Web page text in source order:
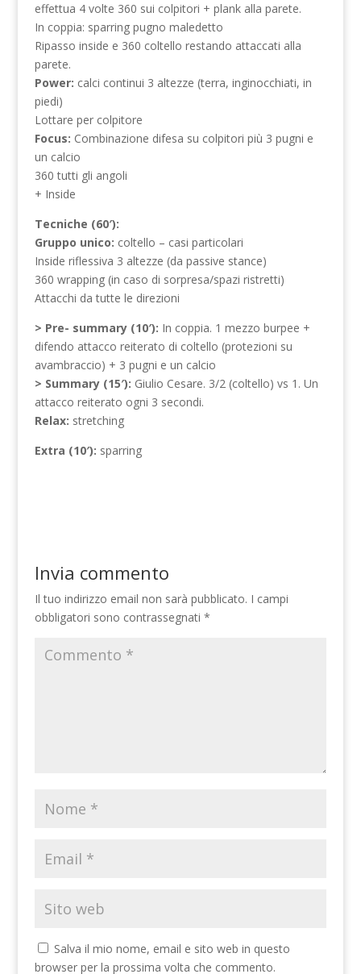
effettua 4 volte 360 sui colpitori + plank alla parete.
In coppia: sparring pugno maledetto
Ripasso inside e 360 coltello restando attaccati alla
parete.
Power: calci continui 3 altezze (terra, inginocchiati, in
piedi)
Lottare per colpitore
Focus: Combinazione difesa su colpitori più 3 pugni e
un calcio
360 tutti gli angoli
+ Inside
Tecniche (60′):
Gruppo unico: coltello – casi particolari
Inside riflessiva 3 altezze (da passive stance)
360 wrapping (in caso di sorpresa/spazi ristretti)
Attacchi da tutte le direzioni
> Pre- summary (10′): In coppia. 1 mezzo burpee +
difendo attacco reiterato di coltello (protezioni su
avambraccio) + 3 pugni e un calcio
> Summary (15′): Giulio Cesare. 3/2 (coltello) vs 1. Un
attacco reiterato ogni 3 secondi.
Relax: stretching
Extra (10′): sparring
Invia commento
Il tuo indirizzo email non sarà pubblicato. I campi
obbligatori sono contrassegnati *
Salva il mio nome, email e sito web in questo
browser per la prossima volta che commento.